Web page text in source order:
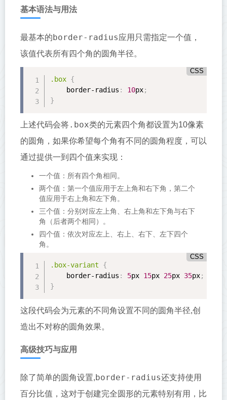
基本语法与用法
最基本的border-radius应用只需指定一个值，
该值代表所有四个角的圆角半径。
CSS
.box {
border-radius : 10px;
}
上述代码会将.box类的元素四个角都设置为10像素
的圆角，如果你希望每个角有不同的圆角程度，可以
通过提供一到四个值来实现：
一个值：所有四个角相同。
两个值：第一个值应用于左上角和右下角，第二个
值应用于右上角和左下角。
三个值：分别对应左上角、右上角和左下角与右下
角（后者两个相同）。
四个值：依次对应左上、右上、右下、左下四个
角。
CSS
.box-variant
{
border-radius : 5px 15px 25px 35px;
}
这段代码会为元素的不同角设置不同的圆角半径,创
造出不对称的圆角效果。
高级技巧与应用
除了简单的圆角设置,border-radius还支持使用
百分比值，这对于创建完全圆形的元素特别有用，比